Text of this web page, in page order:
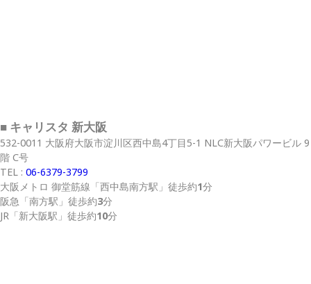
■ キャリスタ 新大阪
532-0011 大阪府大阪市淀川区西中島4丁目5-1 NLC新大阪パワービル 9
階 C号
TEL : 06-6379-3799
大阪メトロ 御堂筋線 「西中島南方駅」 徒歩約1分
阪急 「南方駅」 徒歩約3分
JR 「新大阪駅」 徒歩約10分